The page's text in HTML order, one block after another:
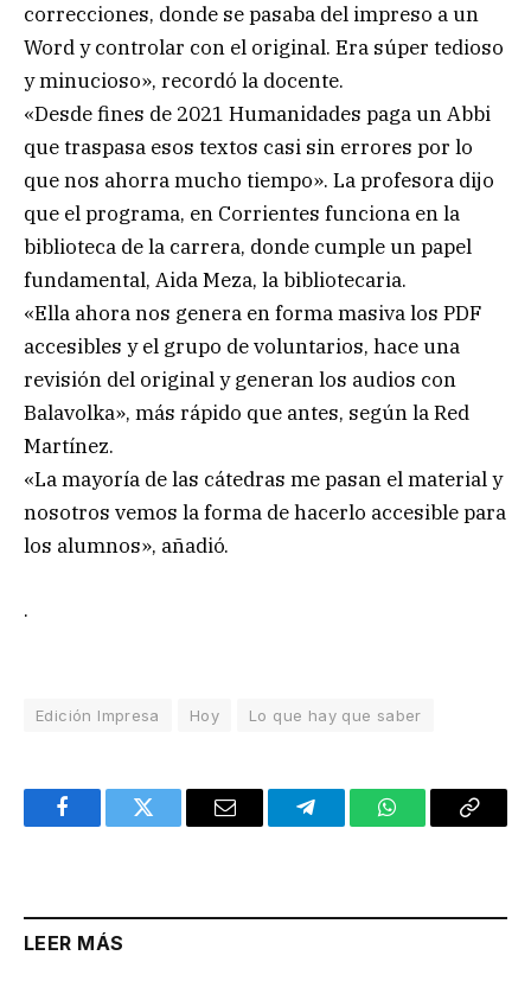
correcciones, donde se pasaba del impreso a un
Word y controlar con el original. Era súper tedioso
y minucioso», recordó la docente.
«Desde fines de 2021 Humanidades paga un Abbi
que traspasa esos textos casi sin errores por lo
que nos ahorra mucho tiempo». La profesora dijo
que el programa, en Corrientes funciona en la
biblioteca de la carrera, donde cumple un papel
fundamental, Aida Meza, la bibliotecaria.
«Ella ahora nos genera en forma masiva los PDF
accesibles y el grupo de voluntarios, hace una
revisión del original y generan los audios con
Balavolka», más rápido que antes, según la Red
Martínez.
«La mayoría de las cátedras me pasan el material y
nosotros vemos la forma de hacerlo accesible para
los alumnos», añadió.
.
Edición Impresa Hoy Lo que hay que saber
FacebookTwitter Email TelegramWhatsAppCopy
LEER MÁS